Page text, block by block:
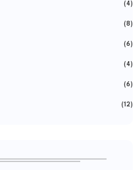
(4)
(8)
(6)
(4)
(6)
(12)